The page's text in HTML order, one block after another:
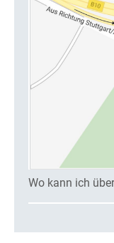
Wo kann ich